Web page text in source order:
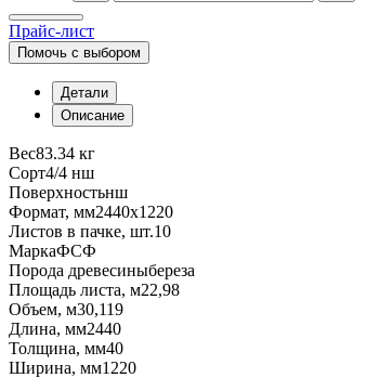
Прайс-лист
Помочь с выбором
Детали
Описание
Вес83.34 кг
Сорт4/4 нш
Поверхностьнш
Формат, мм2440х1220
Листов в пачке, шт.10
МаркаФСФ
Порода древесиныбереза
Площадь листа, м22,98
Объем, м30,119
Длина, мм2440
Толщина, мм40
Ширина, мм1220